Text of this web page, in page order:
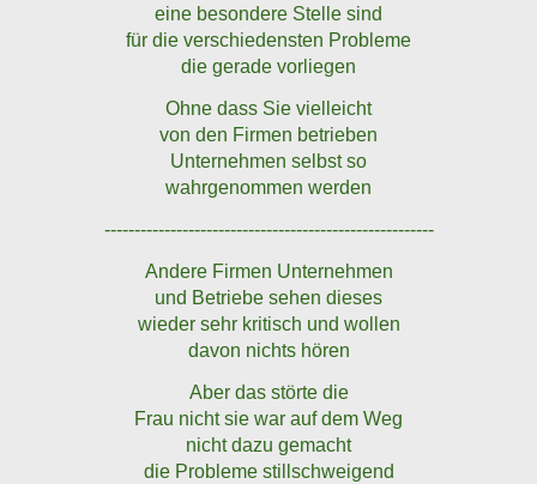
eine besondere Stelle sind
für die verschiedensten Probleme
die gerade vorliegen
Ohne dass Sie vielleicht
von den Firmen betrieben
Unternehmen selbst so
wahrgenommen werden
-------------------------------------------------------
Andere Firmen Unternehmen
und Betriebe sehen dieses
wieder sehr kritisch und wollen
davon nichts hören
Aber das störte die
Frau nicht sie war auf dem Weg
nicht dazu gemacht
die Probleme stillschweigend